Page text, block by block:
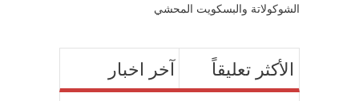
الشوكولاتة والبسكويت المحشي
آخر اخبار الأكثر تعليقاً